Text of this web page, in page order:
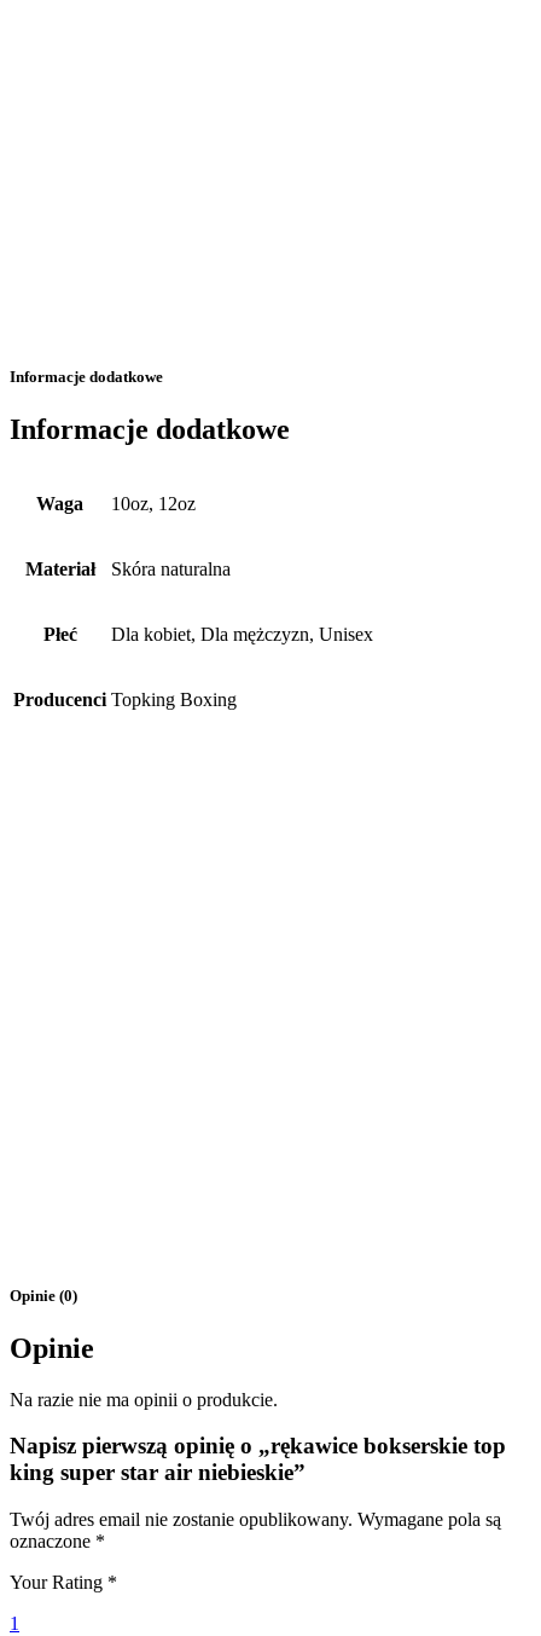
Informacje dodatkowe
Informacje dodatkowe
Waga 10oz, 12oz
Materiał Skóra naturalna
Płeć Dla kobiet, Dla mężczyzn, Unisex
Producenci Topking Boxing
Opinie (0)
Opinie
Na razie nie ma opinii o produkcie.
Napisz pierwszą opinię o „rękawice bokserskie top
king super star air niebieskie”
Twój adres email nie zostanie opublikowany. Wymagane pola są
oznaczone *
Your Rating *
1